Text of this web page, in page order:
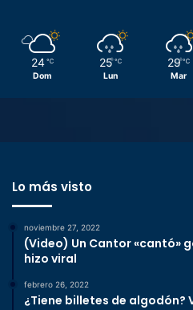
24 ℃
Dom
25 ℃
Lun
29 ℃
Mar
Lo más visto
noviembre 27, 2022
(Video) Un Cantor «cantó»
hizo viral
febrero 26, 2022
¿Tiene billetes de algodón?